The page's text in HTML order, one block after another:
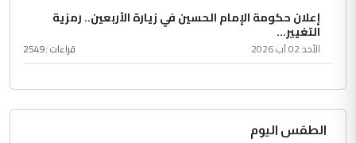
إعلان حكومة الإمام الحسين في زيارة الأربعين.. رمزية
التغيير...
الأحد 02 آب 2026 قراءات :2549
الطقس اليوم